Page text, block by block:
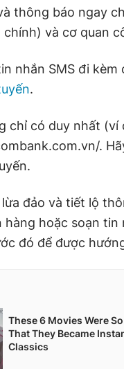
thông báo ngay
và cơ quan
nhắn SMS đi
.
chỉ có duy nhất
.
đảo và tiết lộ
hoặc soạn
đó để được